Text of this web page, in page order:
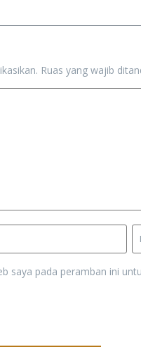
Ruas yang wajib
saya pada peramban ini